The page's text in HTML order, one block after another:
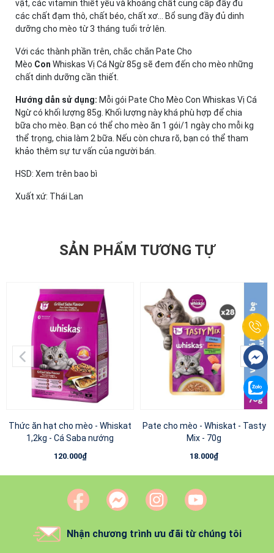
vật, các vitamin thiết yếu và khoáng chất cung cấp đầy đủ
các chất đạm thô, chất béo, chất xơ… Bổ sung đầy đủ dinh
dưỡng cho mèo từ 3 tháng tuổi trở lên.
Với các thành phần trên, chắc chắn Pate Cho
Mèo Con Whiskas Vị Cá Ngừ 85g sẽ đem đến cho mèo những
chất dinh dưỡng cần thiết.
Hướng dẫn sử dụng: Mỗi gói Pate Cho Mèo Con Whiskas Vị Cá
Ngừ có khối lượng 85g. Khối lượng này khá phù hợp để chia
bữa cho mèo. Bạn có thể cho mèo ăn 1 gói/1 ngày cho mỗi kg
thể trọng, chia làm 2 bữa. Nếu còn chưa rõ, bạn có thể tham
khảo thêm sự tư vấn của người bán.
HSD: Xem trên bao bì
Xuất xứ: Thái Lan
SẢN PHẨM TƯƠNG TỰ
Thức ăn hạt cho mèo - Whiskat
1,2kg - Cá Saba nướng
120.000₫
Pate cho mèo - Whiskat - Tasty
Mix - 70g
18.000₫
Nhận chương trình ưu đãi từ chúng tôi